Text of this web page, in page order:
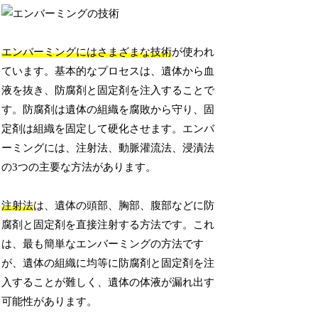
エンバーミングにはさまざまな技術が使われ
ています。基本的なプロセスは、遺体から血
液を抜き、防腐剤と固定剤を注入することで
す。防腐剤は遺体の組織を腐敗から守り、固
定剤は組織を固定して硬化させます。エンバ
ーミングには、注射法、動脈灌流法、浸漬法
の3つの主要な方法があります。
注射法は、遺体の頭部、胸部、腹部などに防
腐剤と固定剤を直接注射する方法です。これ
は、最も簡単なエンバーミングの方法です
が、遺体の組織に均等に防腐剤と固定剤を注
入することが難しく、遺体の体液が漏れ出す
可能性があります。